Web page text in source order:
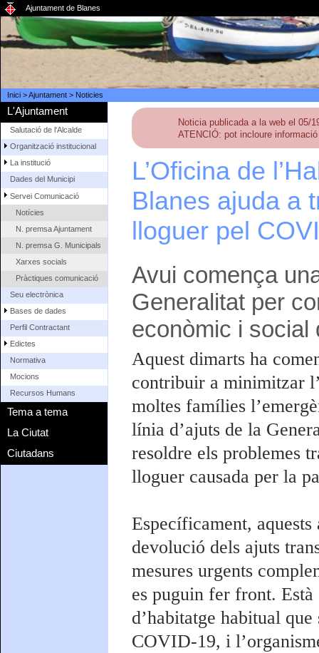
Ajuntament de Blanes
Inici>Ajuntament> Noticies
L'Ajuntament
Salutació de l'Alcalde
Organització institucional
La institució
Dades del Municipi
Servei Comunicació
Notícies
N. premsa Ajuntament
N. premsa G. Municipals
Xarxes socials
Pràctiques comunicació
Seu electrònica
Bases de dades
Perfil Contractant
Edictes
Normativa
Mocions
Recursos Humans
Tema a tema
La Ciutat
Ciutadans
Noticia publicada a la web el 05/
ATENCIÓ: pot incloure
L’Oficina de
Blanes ajuda a
lloguer pel
Avui comença
Generalitat per
econòmic i social
Aquest dimarts ha
contribuir a minimitzar
moltes famílies
línia d’ajuts de la
resoldre els problemes
lloguer causada per la
Específicament,
devolució dels ajuts
mesures urgents
es puguin fer front. Està
d’habitatge habitual
COVID-19, i